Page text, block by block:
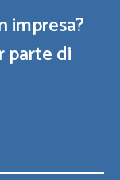
impresa?
parte di